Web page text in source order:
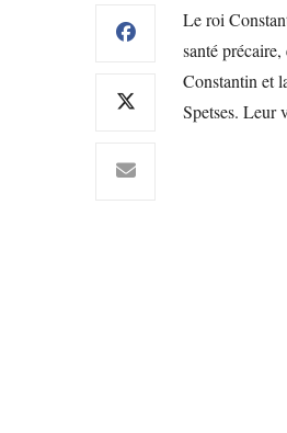
Le roi
santé
Constantin et
Spetses. Leur